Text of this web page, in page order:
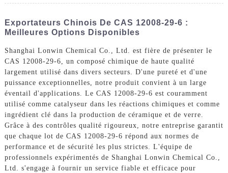
Exportateurs Chinois De CAS 12008-29-6 :
Meilleures Options Disponibles
Shanghai Lonwin Chemical Co., Ltd. est fière de présenter le
CAS 12008-29-6, un composé chimique de haute qualité
largement utilisé dans divers secteurs. D'une pureté et d'une
puissance exceptionnelles, notre produit convient à un large
éventail d'applications. Le CAS 12008-29-6 est couramment
utilisé comme catalyseur dans les réactions chimiques et comme
ingrédient clé dans la production de céramique et de verre.
Grâce à des contrôles qualité rigoureux, notre entreprise garantit
que chaque lot de CAS 12008-29-6 répond aux normes de
performance et de sécurité les plus strictes. L'équipe de
professionnels expérimentés de Shanghai Lonwin Chemical Co.,
Ltd. s'engage à fournir un service fiable et efficace pour